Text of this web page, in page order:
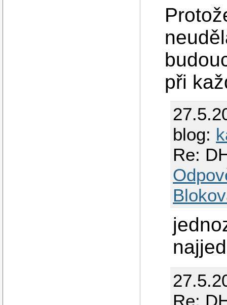
při
blog:
Re:
Re: